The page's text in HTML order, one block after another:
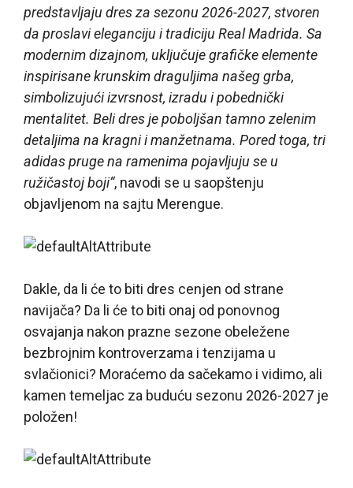
predstavljaju dres za sezonu 2026-2027, stvoren
da proslavi eleganciju i tradiciju Real Madrida. Sa
modernim dizajnom, uključuje grafičke elemente
inspirisane krunskim draguljima našeg grba,
simbolizujući izvrsnost, izradu i pobednički
mentalitet. Beli dres je poboljšan tamno zelenim
detaljima na kragni i manžetnama. Pored toga, tri
adidas pruge na ramenima pojavljuju se u
ružičastoj boji“, navodi se u saopštenju
objavljenom na sajtu Merengue.
Dakle, da li će to biti dres cenjen od strane
navijača? Da li će to biti onaj od ponovnog
osvajanja nakon prazne sezone obeležene
bezbrojnim kontroverzama i tenzijama u
svlačionici? Moraćemo da sačekamo i vidimo, ali
kamen temeljac za buduću sezonu 2026-2027 je
položen!